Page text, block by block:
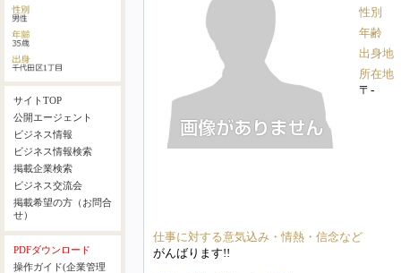
サイトTOP
公開エージェント
ビジネス情報
ビジネス情報検索
掲載企業検索
ビジネス交流会
掲載希望の方（お問合
せ）
PDFダウンロード
操作ガイド(企業管理
性別
年齢
出身地
所在地
〒-
仕事に対する意気込み・情熱・信念など
がんばります!!